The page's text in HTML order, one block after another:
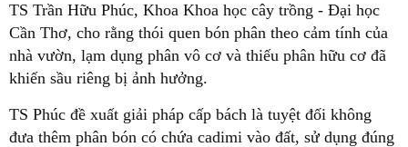
TS Trần Hữu Phúc, Khoa Khoa học cây trồng - Đại học
Cần Thơ, cho rằng thói quen bón phân theo cảm tính của
nhà vườn, lạm dụng phân vô cơ và thiếu phân hữu cơ đã
khiến sầu riêng bị ảnh hưởng.
TS Phúc đề xuất giải pháp cấp bách là tuyệt đối không
đưa thêm phân bón có chứa cadimi vào đất, sử dụng đúng